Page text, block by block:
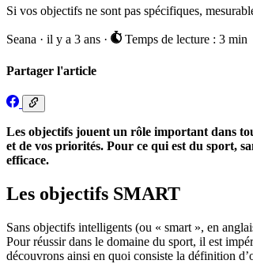
Si vos objectifs ne sont pas spécifiques,
Seana · il y a 3 ans · Temps de lecture : 3 min
Partager l'article
Les objectifs jouent un rôle important dans
et de vos priorités. Pour ce qui est du sport,
efficace.
Les objectifs SMART
Sans objectifs intelligents (ou « smart », en
Pour réussir dans le domaine du sport, il est
découvrons ainsi en quoi consiste la définition